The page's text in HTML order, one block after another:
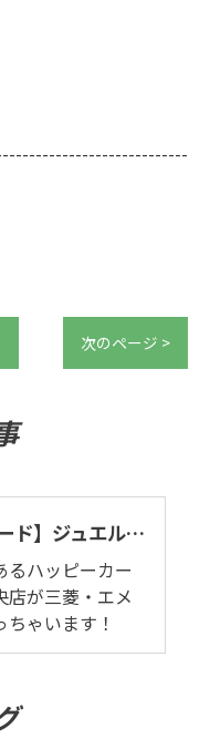
次のページ >
【エメロード】ジュエル・クライマックス。市原市で三菱・エメロード査定します。
るハッピーカー
店が三菱・エメ
ちゃいます！